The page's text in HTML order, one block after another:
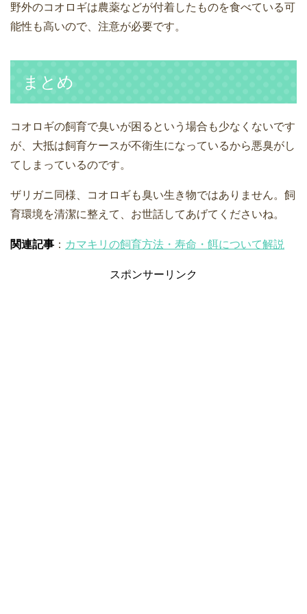
野外のコオロギは農薬などが付着したものを食べている可
能性も高いので、注意が必要です。
まとめ
コオロギの飼育で臭いが困るという場合も少なくないです
が、大抵は飼育ケースが不衛生になっているから悪臭がし
てしまっているのです。
ザリガニ同様、コオロギも臭い生き物ではありません。飼
育環境を清潔に整えて、お世話してあげてくださいね。
関連記事 ： カマキリの飼育方法・寿命・餌について解説
スポンサーリンク